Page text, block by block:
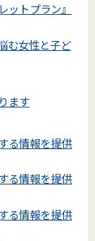
トプラン』
む女性と子ど
ます
る情報を提供
る情報を提供
る情報を提供